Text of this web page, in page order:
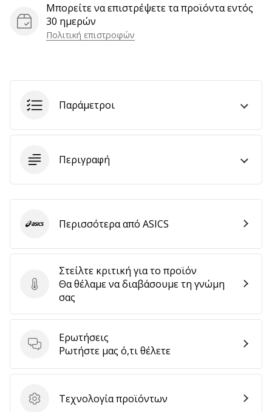
Εμφάνιση
άρθρων
Μπορείτε να επιστρέψετε τα προϊόντα εντός
30 ημερών
Πολιτική επιστροφών
Παράμετροι
Περιγραφή
Στείλτε κριτική για το προϊόν
Στείλτε κριτική για το προϊόν
Θα θέλαμε να διαβάσουμε τη γνώμη
σας
Ερωτήσεις
Ερωτήσεις
Ρωτήστε μας ό,τι θέλετε
Τεχνολογία προϊόντων
Τεχνολογία προϊόντων
ASICSΠερισσότερα από ASICS